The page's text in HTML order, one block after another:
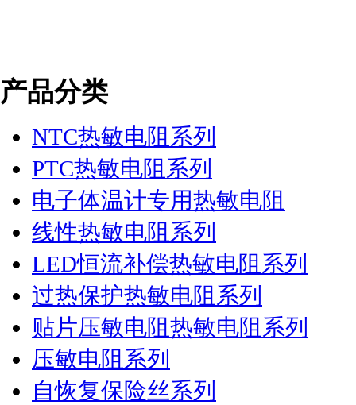
产品分类
NTC热敏电阻系列
PTC热敏电阻系列
电子体温计专用热敏电阻
线性热敏电阻系列
LED恒流补偿热敏电阻系列
过热保护热敏电阻系列
贴片压敏电阻热敏电阻系列
压敏电阻系列
自恢复保险丝系列